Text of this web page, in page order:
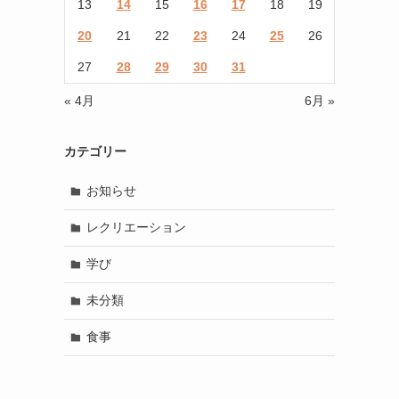
13 14 15 16 17 18 19
20 21 22 23 24 25 26
27 28 29 30 31
« 4月 6月 »
カテゴリー
お知らせ
レクリエーション
学び
未分類
食事